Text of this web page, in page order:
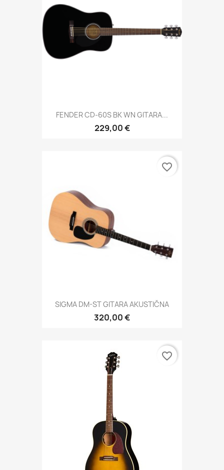
FENDER CD-60S BK WN GITARA...
229,00 €
SIGMA DM-ST GITARA AKUSTIČNA
320,00 €
favorite_border
favorite_border